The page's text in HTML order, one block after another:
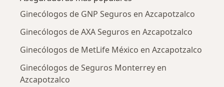
Ginecólogos de GNP Seguros en Azcapotzalco
Ginecólogos de AXA Seguros en Azcapotzalco
Ginecólogos de MetLife México en Azcapotzalco
Ginecólogos de Seguros Monterrey en
Azcapotzalco